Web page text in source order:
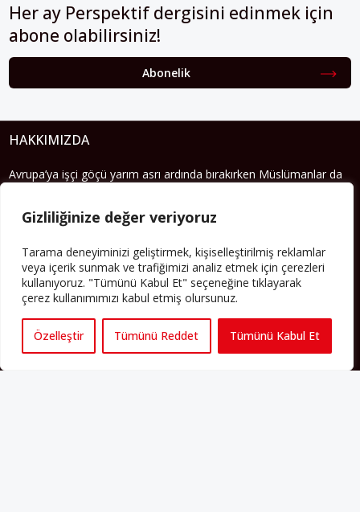
Gizliliğinize değer veriyoruz
Tarama deneyiminizi geliştirmek, kişiselleştirilmiş reklamlar
veya içerik sunmak ve trafiğimizi analiz etmek için çerezleri
kullanıyoruz. "Tümünü Kabul Et" seçeneğine tıklayarak
çerez kullanımımızı kabul etmiş olursunuz.
Özelleştir Tümünü Reddet Tümünü Kabul Et
Her ay Perspektif dergisini edinmek için
abone olabilirsiniz!
Abonelik
HAKKIMIZDA
Avrupa’ya işçi göçü yarım asrı ardında bırakırken Müslümanlar da
sorgulanmasına neden oldu. Avrupa’da yerleşik bir Müslüman
de Müslümanlar için yeni sorulara da kapı araladı.
Yazının devamı
PERSPEKTIF’I SOSYAL MEDYADA TAKIP EDEBILIRSINIZ